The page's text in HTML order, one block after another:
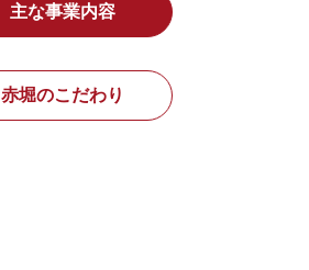
主な事業内容
赤堀のこだわり